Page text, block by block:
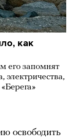
как
его запомнят
электричества,
освободить